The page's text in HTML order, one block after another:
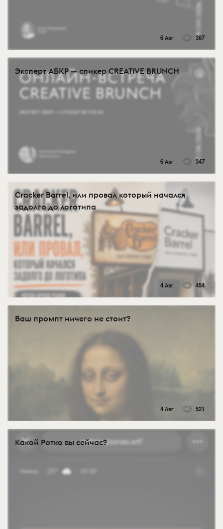
6 Авг 387
Эксперт АБКР — спикер CREATIVE BRUNCH
6 Авг 347
Cracker Barrel, или провал который начался
задолго до логотипа
4 Авг 454
Ваш промпт ничего не стоит?
4 Авг 521
Какой Ротко вы сейчас?